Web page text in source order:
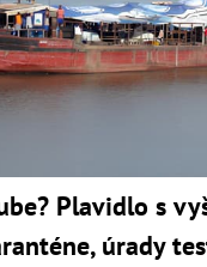
Plavidlo s
úrady